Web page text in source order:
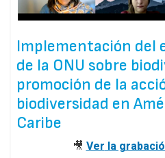
Implementación del
de la ONU sobre
promoción de la
biodiversidad en
Caribe
🎥Verla